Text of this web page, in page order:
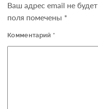
Ваш адрес email не
поля помечены *
Комментарий *